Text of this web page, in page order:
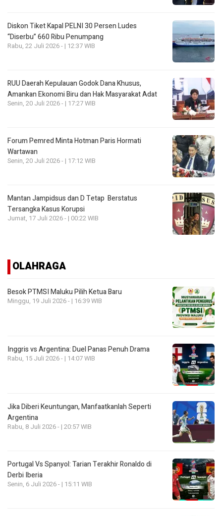
Diskon Tiket Kapal PELNI 30 Persen Ludes
“Diserbu” 660 Ribu Penumpang
Rabu, 22 Juli 2026 - | 12:37 WIB
RUU Daerah Kepulauan Godok Dana Khusus,
Amankan Ekonomi Biru dan Hak Masyarakat Adat
Senin, 20 Juli 2026 - | 17:27 WIB
Forum Pemred Minta Hotman Paris Hormati
Wartawan
Senin, 20 Juli 2026 - | 17:12 WIB
Mantan Jampidsus dan D Tetap Berstatus
Tersangka Kasus Korupsi
Jumat, 17 Juli 2026 - | 00:22 WIB
OLAHRAGA
Besok PTMSI Maluku Pilih Ketua Baru
Minggu, 19 Juli 2026 - | 16:39 WIB
Inggris vs Argentina: Duel Panas Penuh Drama
Rabu, 15 Juli 2026 - | 14:07 WIB
Jika Diberi Keuntungan, Manfaatkanlah Seperti
Argentina
Rabu, 8 Juli 2026 - | 20:57 WIB
Portugal Vs Spanyol: Tarian Terakhir Ronaldo di
Derbi Iberia
Senin, 6 Juli 2026 - | 15:11 WIB